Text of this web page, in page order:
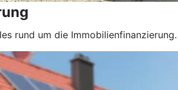
rund um die Immobilienfinanzierung.